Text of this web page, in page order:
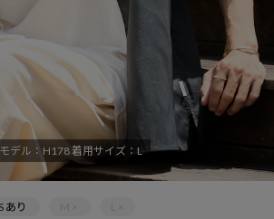
モデル：H178 着用サイズ：L
S あり